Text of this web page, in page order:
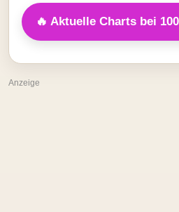
🔥 Aktuelle Charts bei
Anzeige